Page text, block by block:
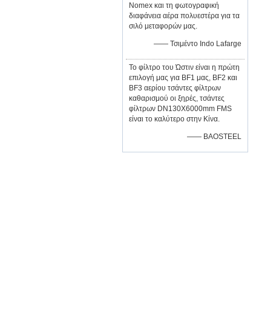
Nomex και τη φωτογραφική
διαφάνεια αέρα πολυεστέρα για τα
σιλό μεταφορών μας.
—— Τσιμέντο Indo Lafarge
Το φίλτρο του Ώστιν είναι η πρώτη
επιλογή μας για BF1 μας, BF2 και
BF3 αερίου τσάντες φίλτρων
καθαρισμού οι ξηρές, τσάντες
φίλτρων DN130X6000mm FMS
είναι το καλύτερο στην Κίνα.
—— BAOSTEEL